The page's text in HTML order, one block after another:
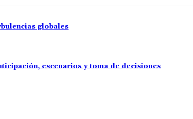
globales
escenarios y toma de decisiones